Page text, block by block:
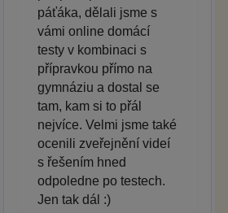
páťáka, dělali jsme s
vámi online domácí
testy v kombinaci s
přípravkou přímo na
gymnáziu a dostal se
tam, kam si to přál
nejvíce. Velmi jsme také
ocenili zveřejnění videí
s řešením hned
odpoledne po testech.
Jen tak dál :)